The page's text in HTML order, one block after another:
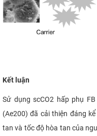
Kết luận
Sử dụngscCO2 hấp phụ
(Ae200) đã cải thiện đáng
tan và tốc độ hòa tan của